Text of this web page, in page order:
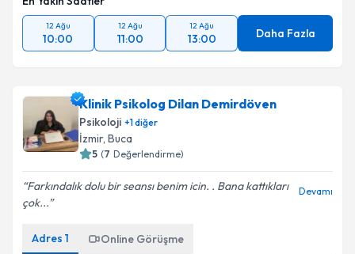
12 Ağu
10:00
12 Ağu
11:00
12 Ağu
13:00 Daha Fazla
Klinik Psikolog Dilan Demirdöven
Psikoloji +1diğer
İzmir, Buca
5 (7 Değerlendirme)
Farkındalık dolu bir seansı benim icin. . Bana kattıkları
çok...
Devamı
Adres 1 Online Görüşme